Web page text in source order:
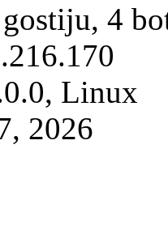
4
Linux
2026